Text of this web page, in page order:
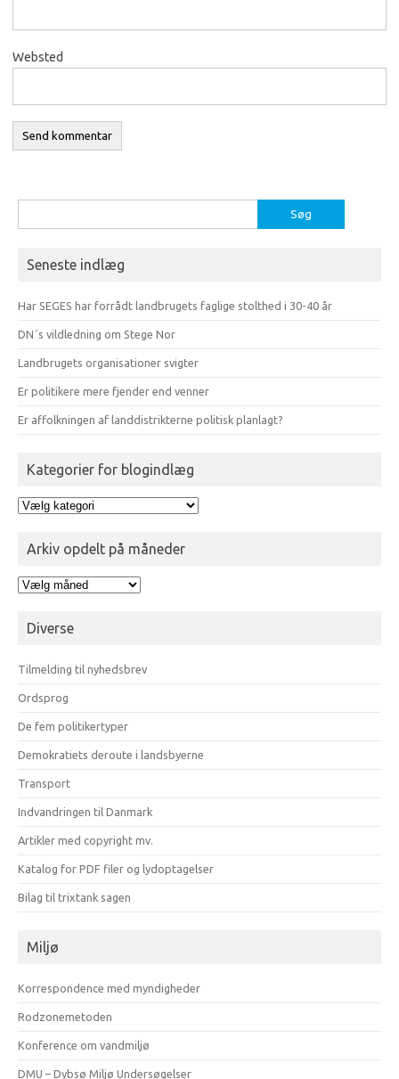
Websted
efter:
Seneste indlæg
Har SEGES har forrådt landbrugets faglige stolthed i 30-40 år
DN´s vildledning om Stege Nor
Landbrugets organisationer svigter
Er politikere mere fjender end venner
Er affolkningen af landdistrikterne politisk planlagt?
Kategorier for blogindlæg
Kategorier
Arkiv opdelt på måneder
Arkiv
måneder
Diverse
Tilmelding til nyhedsbrev
Ordsprog
De fem politikertyper
Demokratiets deroute i landsbyerne
Transport
Indvandringen til Danmark
Artikler med copyright mv.
Katalog for PDF filer og lydoptagelser
Bilag til trixtank sagen
Miljø
Korrespondence med myndigheder
Rodzonemetoden
Konference om vandmiljø
DMU – Dybsø Miljø Undersøgelser